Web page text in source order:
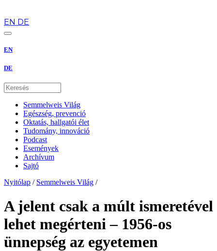
EN DE
EN
DE
Semmelweis Világ
Egészség, prevenció
Oktatás, hallgatói élet
Tudomány, innováció
Podcast
Események
Archívum
Sajtó
Nyitólap / Semmelweis Világ /
A jelent csak a múlt ismeretével
lehet megérteni – 1956-os
ünnepség az egyetemen